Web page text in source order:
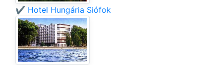
✔️ Hotel Hungária Siófok